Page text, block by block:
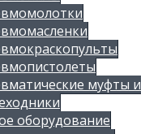
муфты и
оборудование